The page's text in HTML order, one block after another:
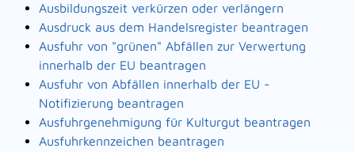
Ausbildungszeit verkürzen oder verlängern
Ausdruck aus dem Handelsregister beantragen
Ausfuhr von "grünen" Abfällen zur Verwertung
innerhalb der EU beantragen
Ausfuhr von Abfällen innerhalb der EU -
Notifizierung beantragen
Ausfuhrgenehmigung für Kulturgut beantragen
Ausfuhrkennzeichen beantragen